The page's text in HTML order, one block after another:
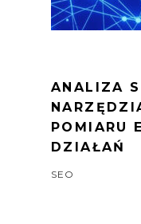
ANALIZA
POMIARU
DZIAŁAŃ
SEO